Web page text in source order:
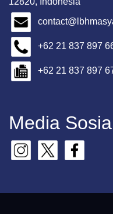
+62 21 837 897
+62 21 837 897
Media